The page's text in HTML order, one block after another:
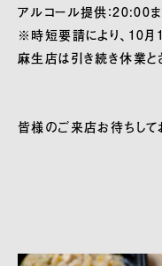
アルコール提供：20:00ま
※時短要請により、10月
麻生店は引き続き休業と
皆様のご来店お待ちして